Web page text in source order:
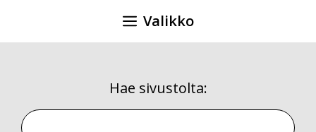
Valikko
Hae sivustolta:
Hae sivustolta